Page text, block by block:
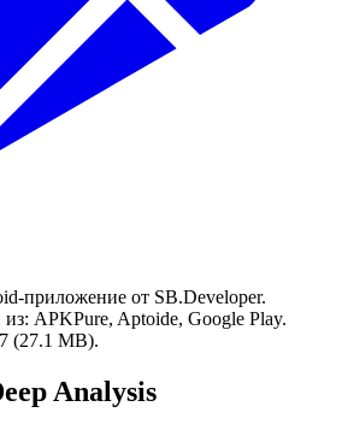
приложение от SB.Developer.
из: APKPure, Aptoide, Google Play.
(27.1 MB).
Analysis